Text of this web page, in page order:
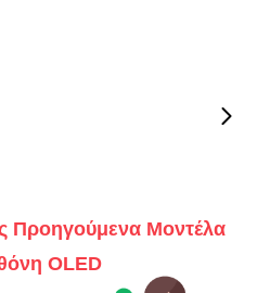
Προηγούμενα Μοντέλα
OLED